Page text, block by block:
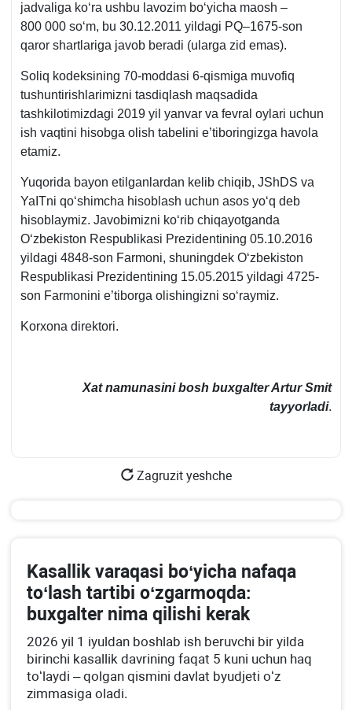
jadvaliga koʻra ushbu lavozim boʻyicha maosh –
800 000 soʻm, bu 30.12.2011 yildagi PQ–1675-son
qaror shartlariga javob beradi (ularga zid emas).
Soliq kodeksining 70-moddasi 6-qismiga muvofiq
tushuntirishlarimizni tasdiqlash maqsadida
tashkilotimizdagi 2019 yil yanvar va fevral oylari uchun
ish vaqtini hisobga olish tabelini e’tiboringizga havola
etamiz.
Yuqorida bayon etilganlardan kelib chiqib, JShDS va
YaITni qoʻshimcha hisoblash uchun asos yoʻq deb
hisoblaymiz. Javobimizni koʻrib chiqayotganda
Oʻzbekiston Respublikasi Prezidentining 05.10.2016
yildagi 4848-son Farmoni, shuningdek Oʻzbekiston
Respublikasi Prezidentining 15.05.2015 yildagi 4725-
son Farmonini e’tiborga olishingizni soʻraymiz.
Korхona direktori.
Xat namunasini bosh buхgalter Artur Smit
tayyorladi.
Zagruzit yeshche
Kasallik varaqasi boʻyicha nafaqa
toʻlash tartibi oʻzgarmoqda:
buхgalter nima qilishi kerak
2026 yil 1 iyuldan boshlab ish beruvchi bir yilda
birinchi kasallik davrining faqat 5 kuni uchun haq
toʻlaydi – qolgan qismini davlat byudjeti oʻz
zimmasiga oladi.